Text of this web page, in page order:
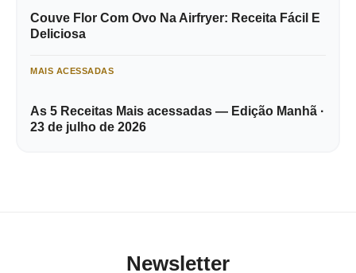
Couve Flor Com Ovo Na Airfryer: Receita Fácil E
Deliciosa
MAIS ACESSADAS
As 5 Receitas Mais acessadas — Edição Manhã ·
23 de julho de 2026
Newsletter